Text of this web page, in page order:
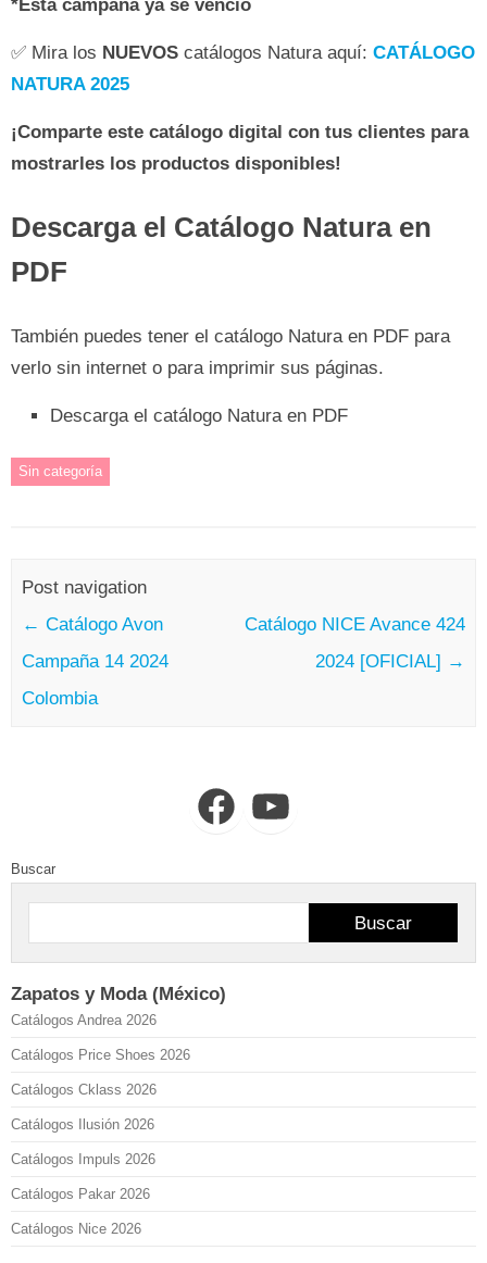
*Esta campaña ya se venció
✅ Mira los NUEVOS catálogos Natura aquí: CATÁLOGO
NATURA 2025
¡Comparte este catálogo digital con tus clientes para
mostrarles los productos disponibles!
Descarga el Catálogo Natura en
PDF
También puedes tener el catálogo Natura en PDF para
verlo sin internet o para imprimir sus páginas.
Descarga el catálogo Natura en PDF
Sin categoría
Post navigation
← Catálogo Avon
Campaña 14 2024
Colombia
Catálogo NICE Avance 424
2024 [OFICIAL] →
FacebookYouTube
Buscar
Buscar
Zapatos y Moda (México)
Catálogos Andrea 2026
Catálogos Price Shoes 2026
Catálogos Cklass 2026
Catálogos Ilusión 2026
Catálogos Impuls 2026
Catálogos Pakar 2026
Catálogos Nice 2026